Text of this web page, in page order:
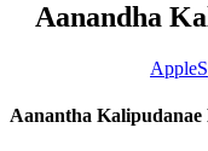
Aanandha
Apple
Aanantha